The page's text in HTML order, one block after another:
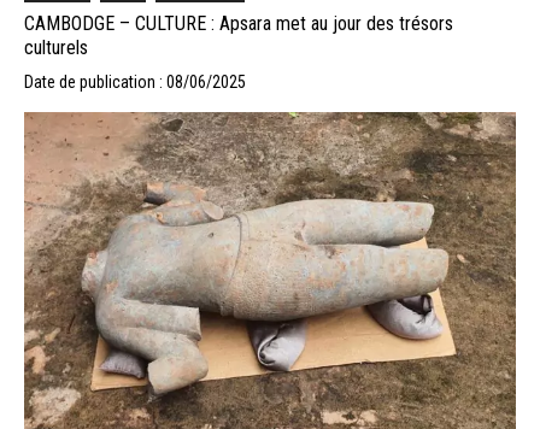
CAMBODGE – CULTURE : Apsara met au jour des trésors
culturels
Date de publication : 08/06/2025